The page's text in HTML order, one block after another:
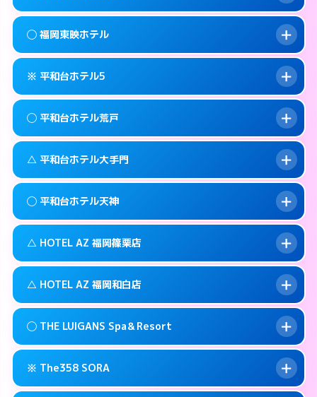
info このホテルの詳細ページを見る →
smartphone 092-713-1112
map 福岡市中央区天神4-8-15
info このホテルの詳細ページを見る →
案内方法: 女性が直接お部屋まで伺います。
smartphone 092-735-1100
map 福岡市中央区西中洲5-10
info このホテルの詳細ページを見る →
案内方法: カードキーにつきホテルの入り口で
待ち合わせ。
info このホテルの詳細ページを見る →
◯ 福岡東映ホテル
案内方法: 女性が直接お部屋まで伺います。
smartphone 092-524-2121
map 福岡市中央区高砂1-1-18
info このホテルの詳細ページを見る →
※ 平和台ホテル5
案内方法: カードキーにつきホテルの入り口で
待ち合わせ。
info このホテルの詳細ページを見る →
◯ 平和台ホテル荒戸
案内方法: 女性が直接お部屋まで伺います。
smartphone 092-761-1361
map 福岡市中央区荒戸1-5-27
info このホテルの詳細ページを見る →
△ 平和台ホテル大手門
案内方法: 状況により派遣できません。
smartphone 092-741-4422
map 福岡市中央区大手門1-5-4
info このホテルの詳細ページを見る →
◯ 平和台ホテル天神
案内方法: 女性が直接お部屋まで伺います。
smartphone 092-737-1000
map 福岡市中央区舞鶴1-5-6
info このホテルの詳細ページを見る →
△ HOTEL AZ 福岡篠栗店
案内方法:状況により派遣できません。
smartphone 092-947-3310
map 糟屋郡篠栗町大字乙犬985-1
info このホテルの詳細ページを見る →
△ HOTEL AZ 福岡和白店
案内方法:状況により派遣できません。
smartphone 092-605-3301
◯ THE LUIGANS Spa＆Resort
※ The358 SORA